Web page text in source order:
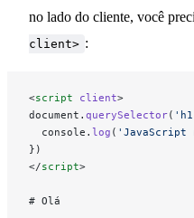
Personalização
no lado do cliente, você
client> :
<script client>
document. querySelector(
  console.
log ( 'JavaScript
})
</script>
# Olá